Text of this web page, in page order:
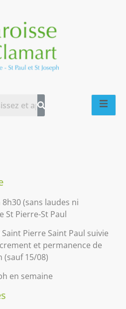
(sans laudes ni
St Pierre-St Paul
Pierre Saint Paul suivie
et permanence de
(sauf 15/08)
en semaine